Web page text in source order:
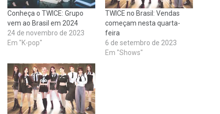
Conheça o TWICE: Grupo
vem ao Brasil em 2024
24 de novembro de 2023
Em "K-pop"
TWICE no Brasil: Vendas
começam nesta quarta-
feira
6 de setembro de 2023
Em "Shows"